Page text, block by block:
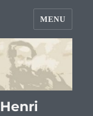
MENU